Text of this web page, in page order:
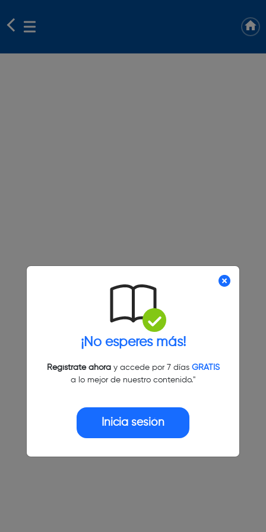
¡No esperes más!
Regístrate ahoray accede por 7 días GRATIS
a lo mejor de nuestro contenido."
Inicia sesión